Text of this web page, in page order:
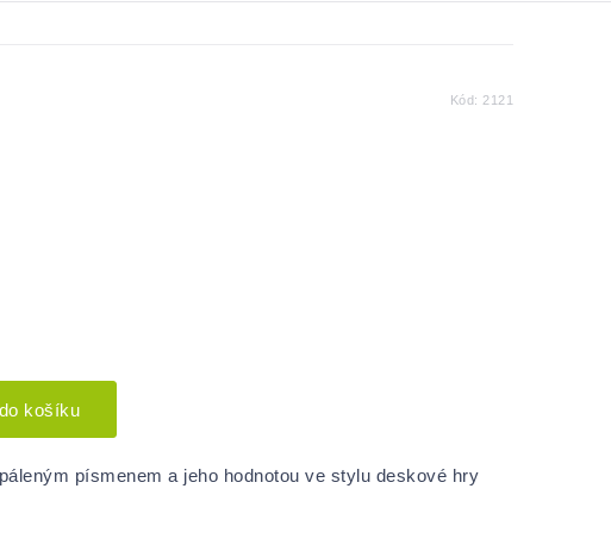
Kód: 2121
košíku
písmenem a jeho hodnotou ve stylu deskové hry